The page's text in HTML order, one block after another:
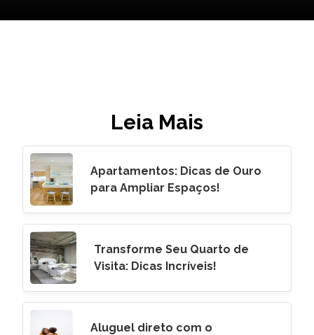
Leia Mais
Apartamentos: Dicas de Ouro
para Ampliar Espaços!
Transforme Seu Quarto de
Visita: Dicas Incríveis!
Aluguel direto com o